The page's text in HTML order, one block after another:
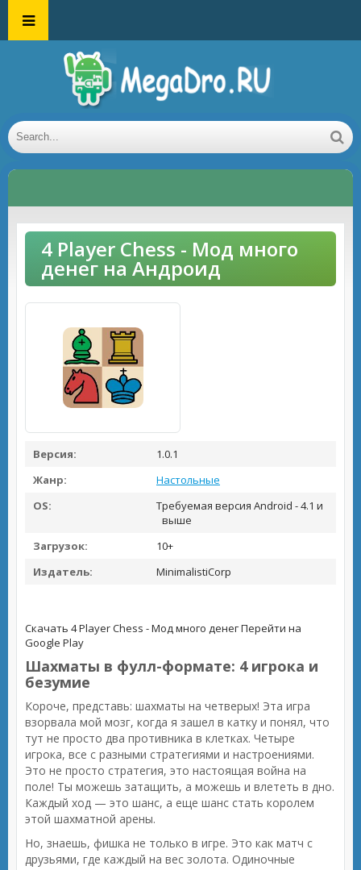
4 Player Chess - Мод много
денег на Андроид
Версия:
1.0.1
Жанр:
Настольные
OS:
Требуемая версия Android - 4.1 и
выше
Загрузок:
10+
Издатель:
MinimalistiCorp
Скачать 4 Player Chess - Мод много денегПерейти на
Google Play
Шахматы в фулл-формате: 4 игрока и
безумие
Короче, представь: шахматы на четверых! Эта игра
взорвала мой мозг, когда я зашел в катку и понял, что
тут не просто два противника в клетках. Четыре
игрока, все с разными стратегиями и настроениями.
Это не просто стратегия, это настоящая война на
поле! Ты можешь затащить, а можешь и влететь в дно.
Каждый ход — это шанс, а еще шанс стать королем
этой шахматной арены.
Но, знаешь, фишка не только в игре. Это как матч с
друзьями, где каждый на вес золота. Одиночные